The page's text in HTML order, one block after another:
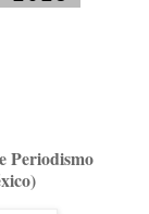
Periodismo